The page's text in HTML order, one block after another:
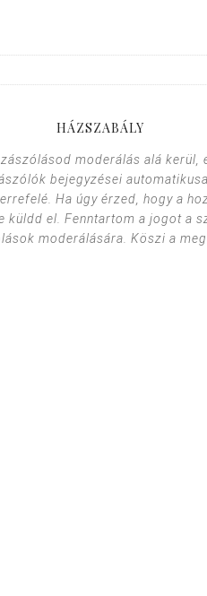
HÁZSZABÁLY
moderálás alá kerül,
bejegyzései
Ha úgy érzed, hogy a
el. Fenntartom a jogot a
moderálására. Köszi a